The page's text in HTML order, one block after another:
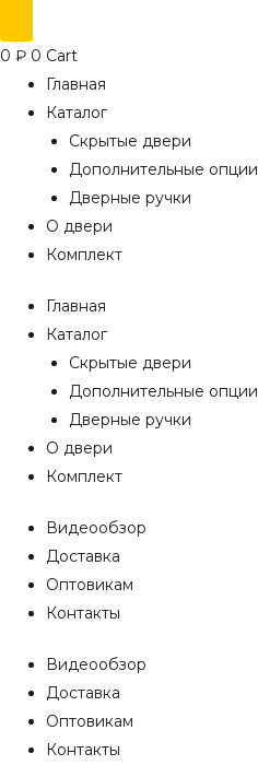
0 ₽ 0 Cart
Главная
Каталог
Скрытые двери
Дополнительные опции
Дверные ручки
О двери
Комплект
Главная
Каталог
Скрытые двери
Дополнительные опции
Дверные ручки
О двери
Комплект
Видеообзор
Доставка
Оптовикам
Контакты
Видеообзор
Доставка
Оптовикам
Контакты